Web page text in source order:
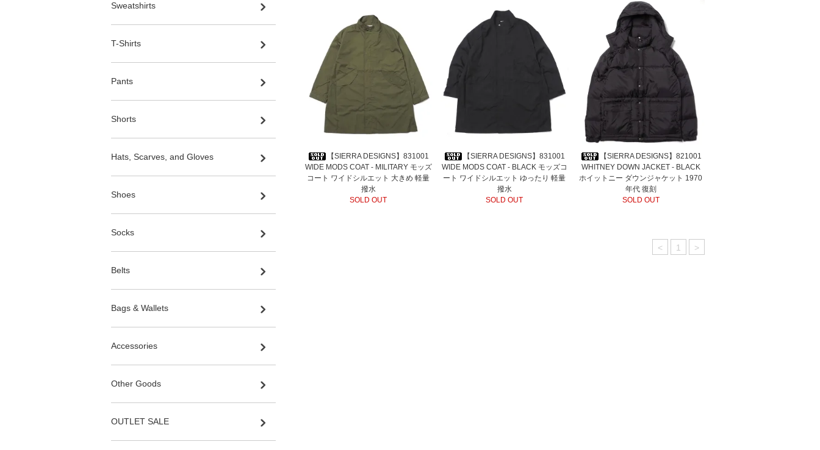
【SIERRA DESIGNS】831001
WIDE MODS COAT - MILITARY モッズ
コート ワイドシルエット 大きめ 軽量
撥水
SOLD OUT
【SIERRA DESIGNS】831001
WIDE MODS COAT - BLACK モッズコ
ート ワイドシルエット ゆったり 軽量
撥水
SOLD OUT
【SIERRA DESIGNS】821001
WHITNEY DOWN JACKET - BLACK
ホイットニー ダウンジャケット 1970
年代 復刻
SOLD OUT
< 1 >
Sweatshirts
T-Shirts
Pants
Shorts
Hats, Scarves, and Gloves
Shoes
Socks
Belts
Bags & Wallets
Accessories
Other Goods
OUTLET SALE